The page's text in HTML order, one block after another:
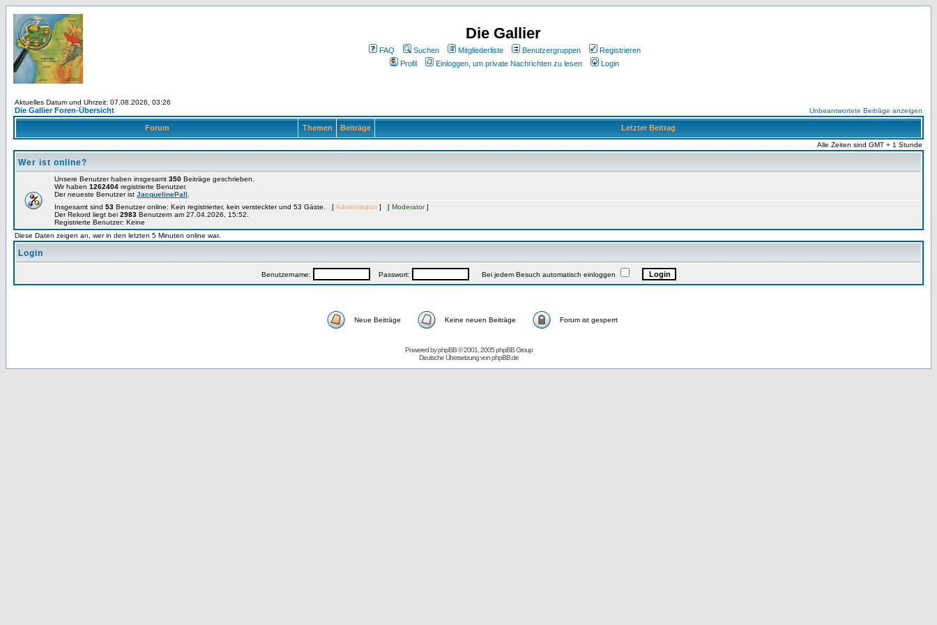
Die Gallier
FAQ Suchen Mitgliederliste Benutzergruppen
Registrieren
Profil
Einloggen, um private Nachrichten zu lesen Login
Aktuelles Datum und Uhrzeit: 07.08.2026, 03:26
Die Gallier Foren-Übersicht Unbeantwortete Beiträge anzeigen
Forum Themen Beiträge Letzter Beitrag
Alle Zeiten sind GMT + 1 Stunde
Wer ist online?
Unsere Benutzer haben insgesamt 350 Beiträge geschrieben.
Wir haben 1262404 registrierte Benutzer.
Der neueste Benutzer ist JacquelinePall
Insgesamt sind 53 Benutzer online: Kein registrierter, kein versteckter und 53 Gäste. [Administrator ] [ Moderator]
Der Rekord liegt bei 2983 Benutzern am 27.04.2026, 15:52.
Registrierte Benutzer: Keine
Diese Daten zeigen an, wer in den letzten 5 Minuten online war.
Login
Benutzername: Passwort: Bei jedem Besuch automatisch einloggen
Neue Beiträge Keine neuen Beiträge Forum ist gesperrt
Powered byphpBB© 2001, 2005 phpBB Group
Deutsche Übersetzung vonphpBB.de